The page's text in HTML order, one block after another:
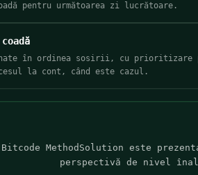
pentru următoarea zi lucrătoare.
în ordinea sosirii, cu prioritizare
la cont, când este cazul.
Bitcode MethodSolution este
perspectivă de nivel